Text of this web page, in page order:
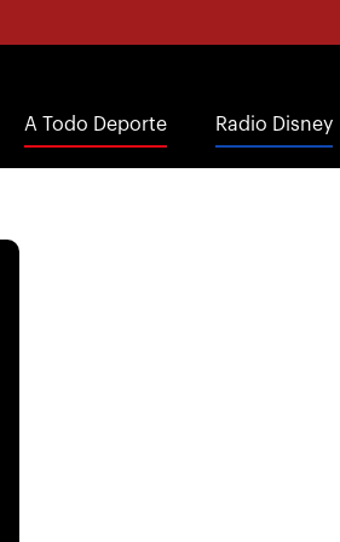
A Todo Deporte Radio Disney